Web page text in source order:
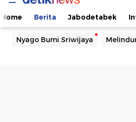
Home Berita Jabodetabek
Nyago Bumi Sriwijaya